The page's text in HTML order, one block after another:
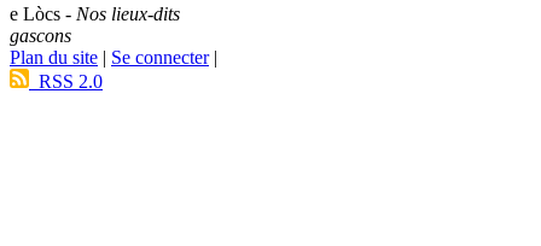
e Lòcs - Nos lieux-dits
gascons
Plan du site | Se connecter|
RSS 2.0